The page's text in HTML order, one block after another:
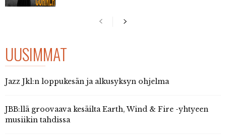
UUSIMMAT
Jazz Jkl:n loppukesän ja alkusyksyn ohjelma
JBB:llä groovaava kesäilta Earth, Wind & Fire -yhtyeen
musiikin tahdissa